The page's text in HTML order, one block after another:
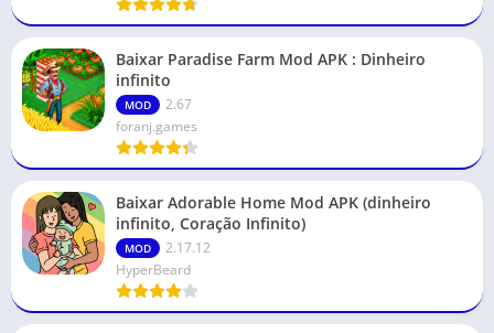
Baixar Paradise Farm Mod APK : Dinheiro
infinito
MOD
2.67
foranj.games
Baixar Adorable Home Mod APK (dinheiro
infinito, Coração Infinito)
MOD
2.17.12
HyperBeard